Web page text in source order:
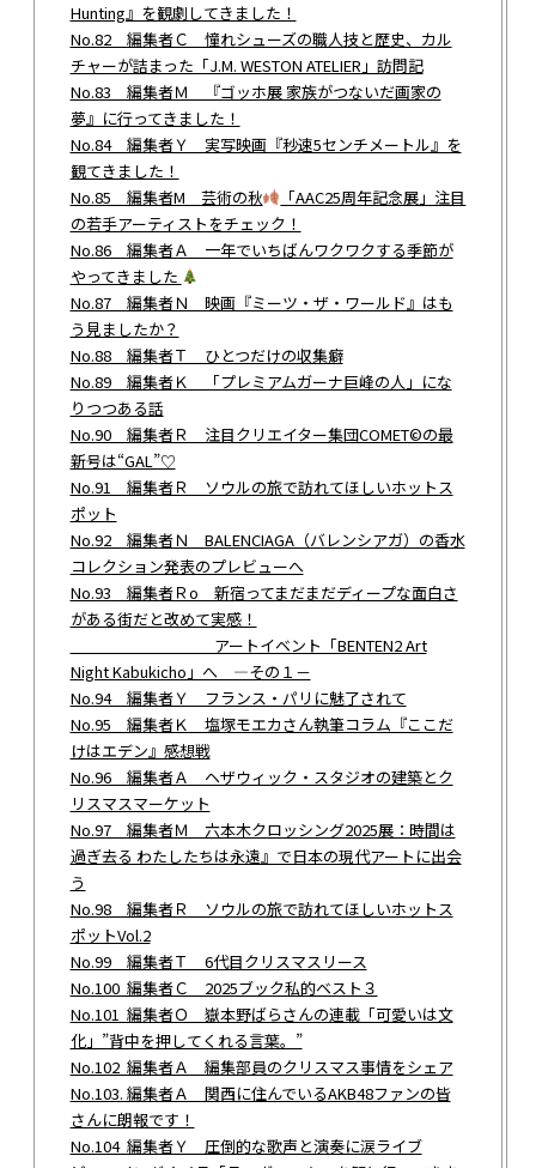
Hunting』を観劇してきました！
No.82 編集者Ｃ 憧れシューズの職人技と歴史、カル
チャーが詰まった「J.M. WESTON ATELIER」訪問記
No.83 編集者Ｍ 『ゴッホ展 家族がつないだ画家の
夢』に行ってきました！
No.84 編集者Ｙ 実写映画『秒速5センチメートル』を
観てきました！
No.85 編集者M 芸術の秋
「AAC25周年記念展」注目
の若手アーティストをチェック！
No.86 編集者Ａ 一年でいちばんワクワクする季節が
やってきました
No.87 編集者Ｎ 映画『ミーツ・ザ・ワールド』はも
う見ましたか？
No.88 編集者Ｔ ひとつだけの収集癖
No.89 編集者Ｋ 「プレミアムガーナ巨峰の人」にな
りつつある話
No.90 編集者Ｒ 注目クリエイター集団COMET©︎の最
新号は“GAL”♡
No.91 編集者Ｒ ソウルの旅で訪れてほしいホットス
ポット
No.92 編集者Ｎ BALENCIAGA（バレンシアガ）の香水
コレクション発表のプレビューへ
No.93 編集者Ｒo 新宿ってまだまだディープな面白さ
がある街だと改めて実感！
アートイベント「BENTEN2 Art
Night Kabukicho」へ ―その１－
No.94 編集者Ｙ フランス・パリに魅了されて
No.95 編集者Ｋ 塩塚モエカさん執筆コラム『ここだ
けはエデン』感想戦
No.96 編集者Ａ ヘザウィック・スタジオの建築とク
リスマスマーケット
No.97 編集者Ｍ 六本木クロッシング2025展：時間は
過ぎ去る わたしたちは永遠』で日本の現代アートに出会
う
No.98 編集者Ｒ ソウルの旅で訪れてほしいホットス
ポットVol.2
No.99 編集者Ｔ 6代目クリスマスリース
No.100 編集者Ｃ 2025ブック私的ベスト３
No.101 編集者Ｏ 嶽本野ばらさんの連載「可愛いは文
化」”背中を押してくれる言葉。”
No.102 編集者Ａ 編集部員のクリスマス事情をシェア
No.103. 編集者Ａ 関西に住んでいるAKB48ファンの皆
さんに朗報です！
No.104 編集者Ｙ 圧倒的な歌声と演奏に涙ライブ